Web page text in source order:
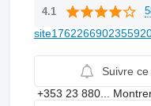
4.1
Suivre
+353 23 880...